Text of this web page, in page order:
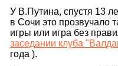
У В.Путина, спустя 13
в Сочи это прозвучало
игры или игра без
заседании клуба
года ).